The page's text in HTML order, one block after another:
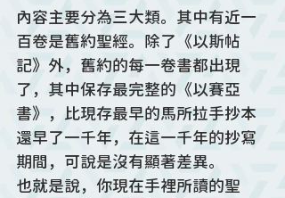
內容主要分為三大類。其中有近一
百卷是舊約聖經。除了《以斯帖
記》外，舊約的每一卷書都出現
了，其中保存最完整的《以賽亞
書》，比現存最早的馬所拉手抄本
還早了一千年，在這一千年的抄寫
期間，可說是沒有顯著差異。
也就是說，你現在手裡所讀的聖